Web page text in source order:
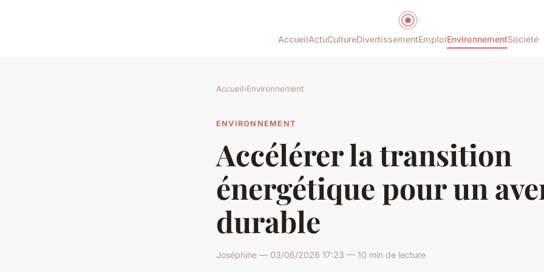
AccueilActuCultureDivertissementEmploiEnvironnementSociété
Accueil›Environnement
ENVIRONNEMENT
Accélérer la transition
énergétique pour un
durable
Joséphine — 03/06/2026 17:23 — 10 min de lecture